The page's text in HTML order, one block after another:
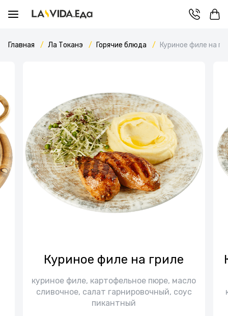
Главная Ла Токанэ Горячие блюда Куриное филе на
Куриное филе на гриле
куриное филе, картофельное пюре, масло
сливочное, салат гарнировочный, соус
пикантный